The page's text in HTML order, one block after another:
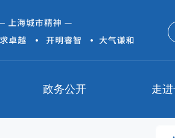
政务公开 走